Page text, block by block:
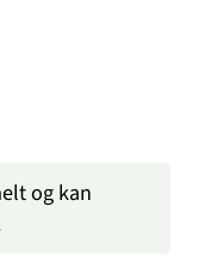
og kan